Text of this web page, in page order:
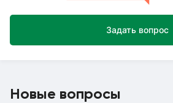
Задать вопрос
Новые вопросы